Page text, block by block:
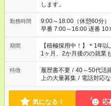
します。
勤務時間
9:00～18:00（休憩60分） ■ご希望があれば下記シフトもOK！
早番 7:00～16:00 遅番 10:00
と休みを合わせたい」 「
「できれば残業はしたく
ね。 ※Wワーク希望の方へ 今ご覧のお仕事で希望する勤務時間
と、もう1つのお仕事の
合は応募できません。
期間
【積極採用中！】＊1年
1ヶ月、2か月後のの就業
特徴 履歴書不要 / 40～50代活
上の大量募集 / 電話対応
気になる！ 応